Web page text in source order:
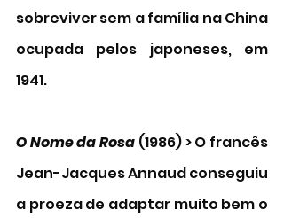
sobreviver sem a família na China
ocupada pelos japoneses, em
1941.
O Nome da Rosa (1986) > O francês
Jean-Jacques Annaud conseguiu
a proeza de adaptar muito bem o